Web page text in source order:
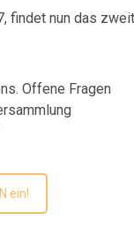
findet nun das
Offene Fragen
ein!